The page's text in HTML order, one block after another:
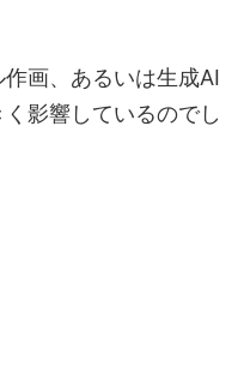
画、あるいは生成AI
影響しているのでし